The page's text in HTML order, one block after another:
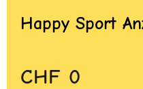
Happy Sport
CHF 0